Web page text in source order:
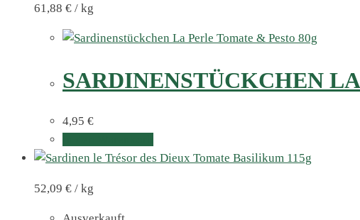
61,88 € / kg
SARDINENSTÜCKCHEN
4,95 €
52,09 € / kg